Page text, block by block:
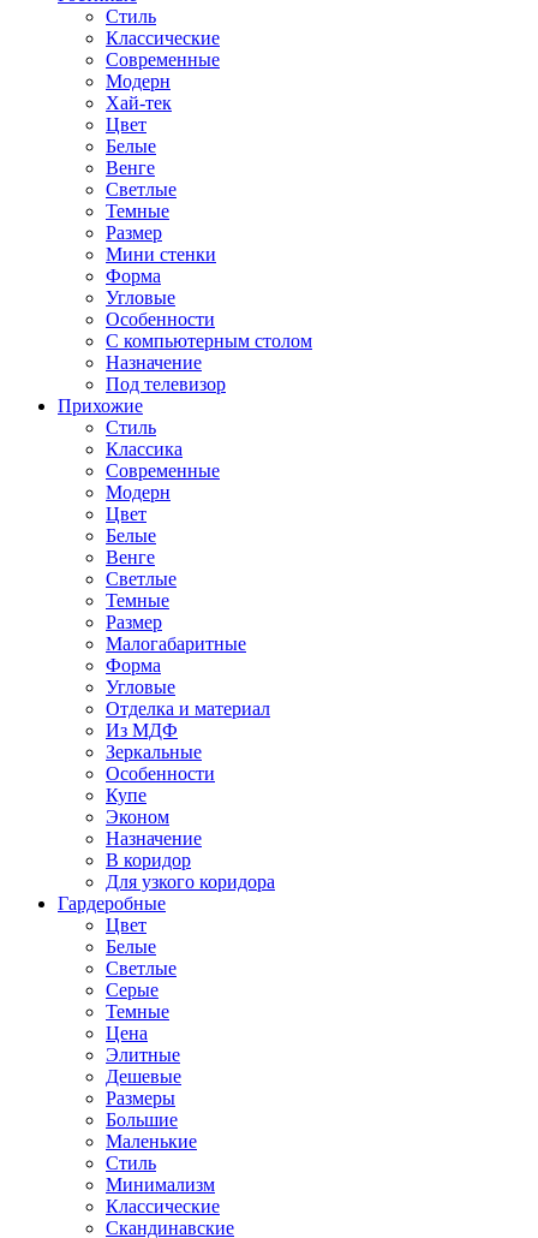
Стиль
Классические
Современные
Модерн
Хай-тек
Цвет
Белые
Венге
Светлые
Темные
Размер
Мини стенки
Форма
Угловые
Особенности
С компьютерным столом
Назначение
Под телевизор
Прихожие
Стиль
Классика
Современные
Модерн
Цвет
Белые
Венге
Светлые
Темные
Размер
Малогабаритные
Форма
Угловые
Отделка и материал
Из МДФ
Зеркальные
Особенности
Купе
Эконом
Назначение
В коридор
Для узкого коридора
Гардеробные
Цвет
Белые
Светлые
Серые
Темные
Цена
Элитные
Дешевые
Размеры
Большие
Маленькие
Стиль
Минимализм
Классические
Скандинавские